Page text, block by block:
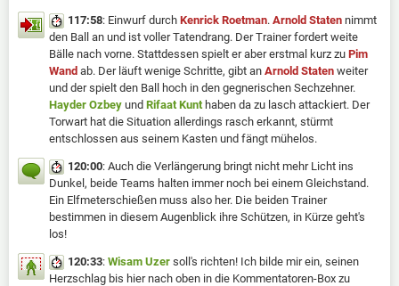
117:58: Einwurf durch Kenrick Roetman. Arnold Staten nimmt
den Ball an und ist voller Tatendrang. Der Trainer fordert weite
Bälle nach vorne. Stattdessen spielt er aber erstmal kurz zu Pim
Wand ab. Der läuft wenige Schritte, gibt an Arnold Staten weiter
und der spielt den Ball hoch in den gegnerischen Sechzehner.
Hayder Ozbey und Rifaat Kunthaben da zu lasch attackiert. Der
Torwart hat die Situation allerdings rasch erkannt, stürmt
entschlossen aus seinem Kasten und fängt mühelos.
120:00: Auch die Verlängerung bringt nicht mehr Licht ins
Dunkel, beide Teams halten immer noch bei einem Gleichstand.
Ein Elfmeterschießen muss also her. Die beiden Trainer
bestimmen in diesem Augenblick ihre Schützen, in Kürze geht's
los!
120:33: Wisam Uzer soll's richten! Ich bilde mir ein, seinen
Herzschlag bis hier nach oben in die Kommentatoren-Box zu